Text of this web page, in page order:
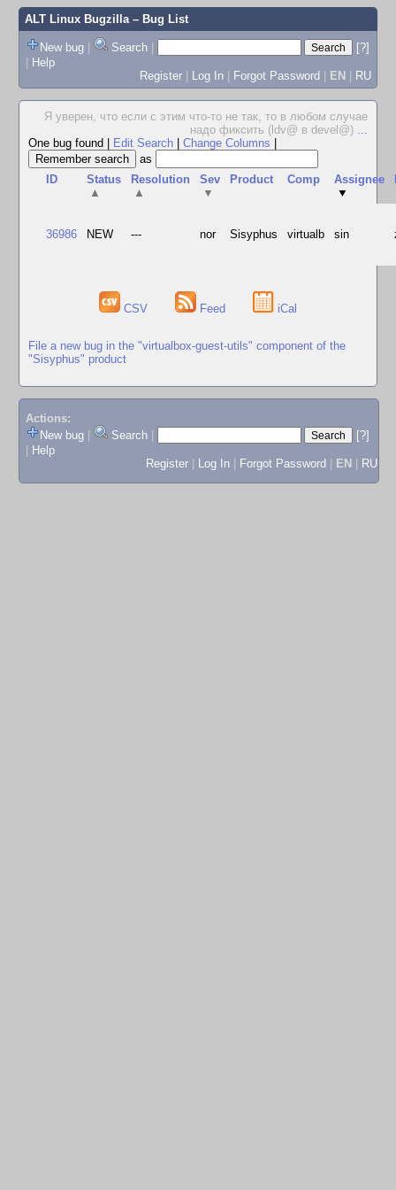
ALT Linux Bugzilla– Bug List
New bug | Search |
[?]
| Help
Register | Log In | Forgot Password | EN | RU
Я уверен, что если с этим что-то не так, то в любом случае
надо фиксить (ldv@ в devel@) ...
One bug found
Edit Search Change Columns
as
ID
Status
▲
Resolution
▲
Sev
▼
Product Comp
Assignee
▼
36986 NEW --- nor Sisyphus virtualb sin
CSV Feed iCal
File a new bug in the "virtualbox-guest-utils" component of the
"Sisyphus" product
Actions:
New bug
Search
[?]
Help
Register
Log In Forgot Password EN RU